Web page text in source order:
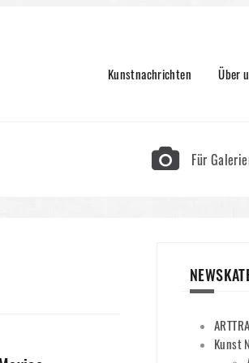
Kunstnachrichten Über
Für
Kunst